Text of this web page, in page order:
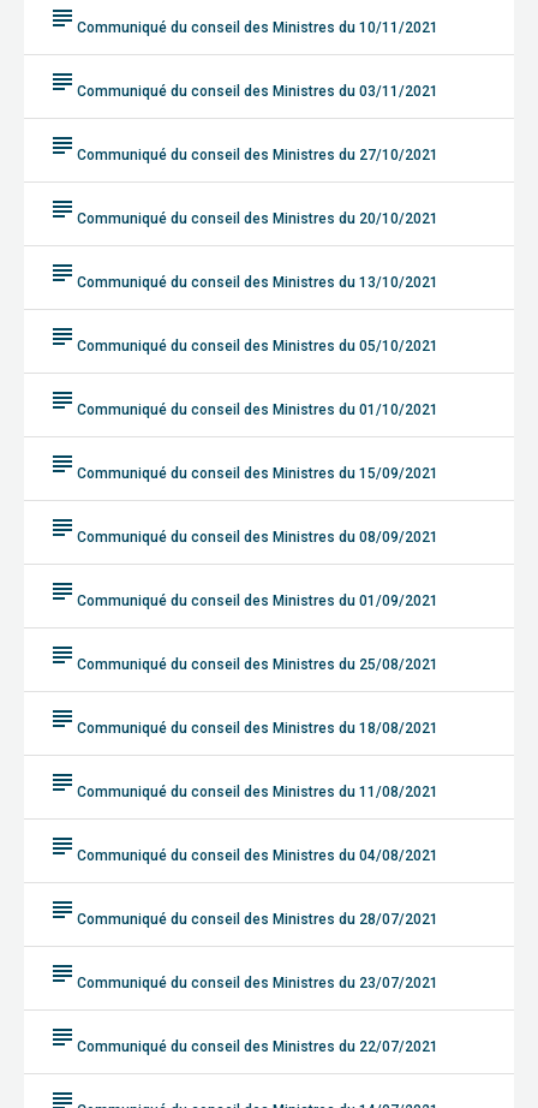
subject Communiqué du conseil des Ministres du 10/11/2021
subject Communiqué du conseil des Ministres du 03/11/2021
subject Communiqué du conseil des Ministres du 27/10/2021
subject Communiqué du conseil des Ministres du 20/10/2021
subject Communiqué du conseil des Ministres du 13/10/2021
subject Communiqué du conseil des Ministres du 05/10/2021
subject Communiqué du conseil des Ministres du 01/10/2021
subject Communiqué du conseil des Ministres du 15/09/2021
subject Communiqué du conseil des Ministres du 08/09/2021
subject Communiqué du conseil des Ministres du 01/09/2021
subject Communiqué du conseil des Ministres du 25/08/2021
subject Communiqué du conseil des Ministres du 18/08/2021
subject Communiqué du conseil des Ministres du 11/08/2021
subject Communiqué du conseil des Ministres du 04/08/2021
subject Communiqué du conseil des Ministres du 28/07/2021
subject Communiqué du conseil des Ministres du 23/07/2021
subject Communiqué du conseil des Ministres du 22/07/2021
subject